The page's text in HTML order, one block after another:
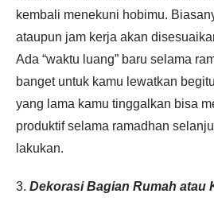
kembali menekuni hobimu.
ataupun jam kerja akan
Ada “waktu luang” baru selama
banget untuk kamu lewatkan
yang lama kamu tinggalkan bisa
produktif selama ramadhan
lakukan.
3. Dekorasi Bagian Rumah atau